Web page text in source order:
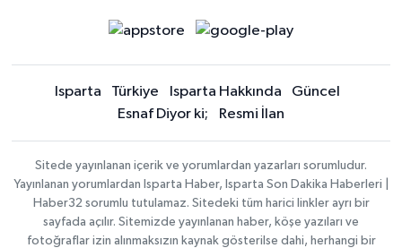
Isparta Türkiye Isparta Hakkında
Güncel
Esnaf Diyor ki;
Resmi İlan
Sitede yayınlanan içerik ve yorumlardan yazarları sorumludur.
Yayınlanan yorumlardan Isparta Haber, Isparta Son Dakika Haberleri |
Haber32 sorumlu tutulamaz. Sitedeki tüm harici linkler ayrı bir
sayfada açılır. Sitemizde yayınlanan haber, köşe yazıları ve
fotoğraflar izin alınmaksızın kaynak gösterilse dahi, herhangi bir